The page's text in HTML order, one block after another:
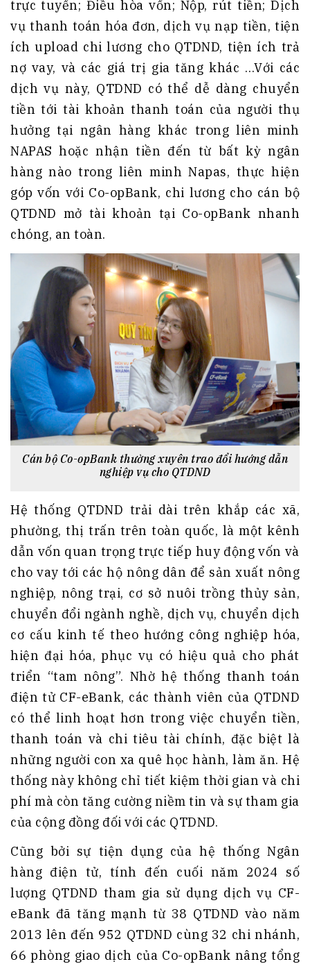
trực tuyến; Điều hòa vốn; Nộp, rút tiền; Dịch
vụ thanh toán hóa đơn, dịch vụ nạp tiền, tiện
ích upload chi lương cho QTDND, tiện ích trả
nợ vay, và các giá trị gia tăng khác …Với các
dịch vụ này, QTDND có thể dễ dàng chuyển
tiền tới tài khoản thanh toán của người thụ
hưởng tại ngân hàng khác trong liên minh
NAPAS hoặc nhận tiền đến từ bất kỳ ngân
hàng nào trong liên minh Napas, thực hiện
góp vốn với Co-opBank, chi lương cho cán bộ
QTDND mở tài khoản tại Co-opBank nhanh
chóng, an toàn.
Cán bộ Co-opBank thường xuyên trao đổi hướng dẫn
nghiệp vụ cho QTDND
Hệ thống QTDND trải dài trên khắp các xã,
phường, thị trấn trên toàn quốc, là một kênh
dẫn vốn quan trọng trực tiếp huy động vốn và
cho vay tới các hộ nông dân để sản xuất nông
nghiệp, nông trại, cơ sở nuôi trồng thủy sản,
chuyển đổi ngành nghề, dịch vụ, chuyển dịch
cơ cấu kinh tế theo hướng công nghiệp hóa,
hiện đại hóa, phục vụ có hiệu quả cho phát
triển “tam nông”. Nhờ hệ thống thanh toán
điện tử CF-eBank, các thành viên của QTDND
có thể linh hoạt hơn trong việc chuyển tiền,
thanh toán và chi tiêu tài chính, đặc biệt là
những người con xa quê học hành, làm ăn. Hệ
thống này không chỉ tiết kiệm thời gian và chi
phí mà còn tăng cường niềm tin và sự tham gia
của cộng đồng đối với các QTDND.
Cũng bởi sự tiện dụng của hệ thống Ngân
hàng điện tử, tính đến cuối năm 2024 số
lượng QTDND tham gia sử dụng dịch vụ CF-
eBank đã tăng mạnh từ 38 QTDND vào năm
2013 lên đến 952 QTDND cùng 32 chi nhánh,
66 phòng giao dịch của Co-opBank nâng tổng